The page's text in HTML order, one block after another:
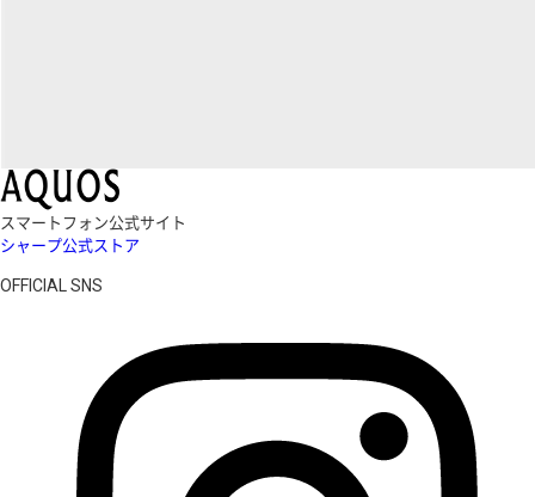
スマートフォン公式サイト
シャープ公式ストア
OFFICIAL SNS